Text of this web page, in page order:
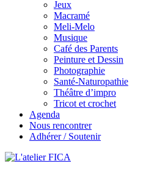
Jeux
Macramé
Meli-Melo
Musique
Café des Parents
Peinture et Dessin
Photographie
Santé-Naturopathie
Théâtre d’impro
Tricot et crochet
Agenda
Nous rencontrer
Adhérer / Soutenir